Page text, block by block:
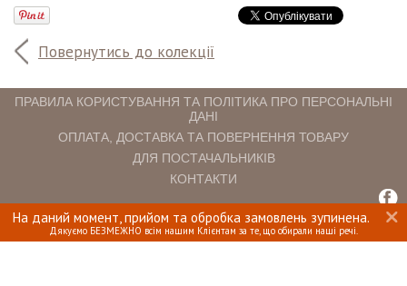
На даний момент, прийом та обробка замовлень зупинена.
Дякуємо БЕЗМЕЖНО всім нашим Клієнтам за те, що обирали наші речі.
Повернутись до колекції
ПРАВИЛА КОРИСТУВАННЯ ТА ПОЛІТИКА ПРО ПЕРСОНАЛЬНІ
ДАНІ
ОПЛАТА, ДОСТАВКА ТА ПОВЕРНЕННЯ ТОВАРУ
ДЛЯ ПОСТАЧАЛЬНИКІВ
КОНТАКТИ
INTERIOMANIA © 2018. ВСІ ПРАВА ЗАХИЩЕНІ.